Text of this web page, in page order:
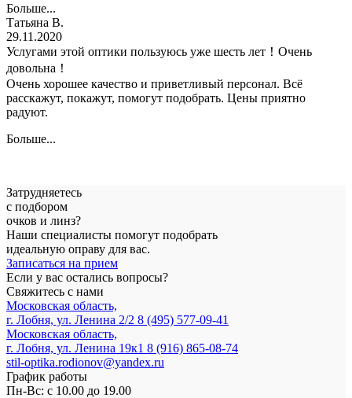
Больше...
Татьяна В.
29.11.2020
Услугами этой оптики пользуюсь уже шесть лет！Очень
довольна！
Очень хорошее качество и приветливый персонал. Всё
расскажут, покажут, помогут подобрать. Цены приятно
радуют.
Больше...
Затрудняетесь
с подбором
очков и линз?
Наши специалисты помогут подобрать
идеальную оправу для вас.
Записаться на прием
Если у вас остались вопросы?
Свяжитесь с нами
Московская область,
г. Лобня, ул. Ленина 2/2 8 (495) 577-09-41
Московская область,
г. Лобня, ул. Ленина 19к1 8 (916) 865-08-74
stil-optika.rodionov@yandex.ru
График работы
Пн-Вс: с 10.00 до 19.00